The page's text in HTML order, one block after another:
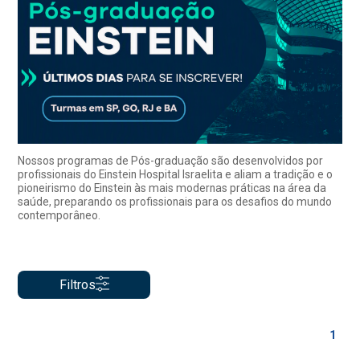
Nossos programas de Pós-graduação são desenvolvidos por
profissionais do Einstein Hospital Israelita e aliam a tradição e o
pioneirismo do Einstein às mais modernas práticas na área da
saúde, preparando os profissionais para os desafios do mundo
contemporâneo.
Filtros
1